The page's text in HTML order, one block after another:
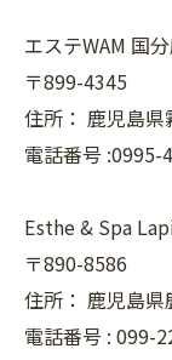
エステWAM 国
〒899-4345
住所： 鹿児島県
電話番号 :0995-
Esthe & Spa
〒890-8586
住所： 鹿児島県
電話番号 : 099-